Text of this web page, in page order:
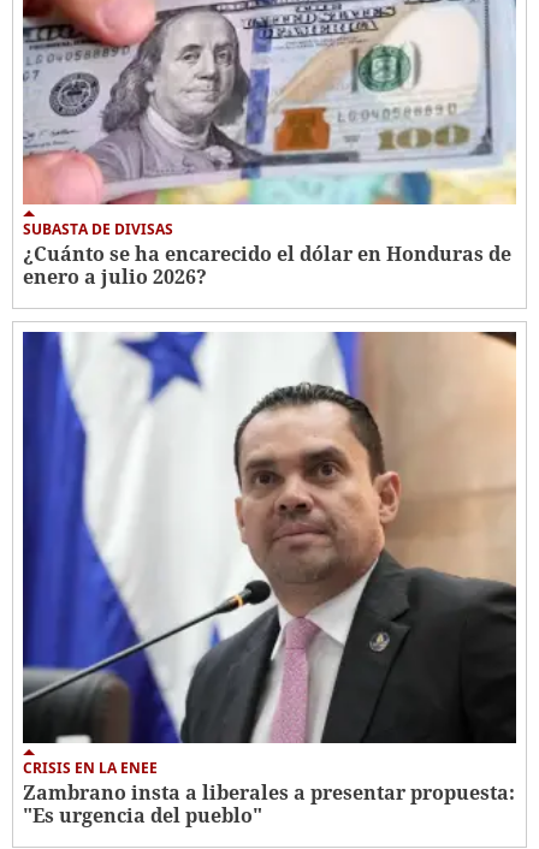
SUBASTA DE DIVISAS
¿Cuánto se ha encarecido el dólar en Honduras de
enero a julio 2026?
CRISIS EN LA ENEE
Zambrano insta a liberales a presentar propuesta:
"Es urgencia del pueblo"